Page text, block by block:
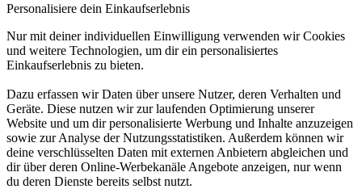
Personalisiere dein Einkaufserlebnis
Nur mit deiner individuellen Einwilligung verwenden wir Cookies
und weitere Technologien, um dir ein personalisiertes
Einkaufserlebnis zu bieten.
Dazu erfassen wir Daten über unsere Nutzer, deren Verhalten und
Geräte. Diese nutzen wir zur laufenden Optimierung unserer
Website und um dir personalisierte Werbung und Inhalte anzuzeigen
sowie zur Analyse der Nutzungsstatistiken. Außerdem können wir
deine verschlüsselten Daten mit externen Anbietern abgleichen und
dir über deren Online-Werbekanäle Angebote anzeigen, nur wenn
du deren Dienste bereits selbst nutzt.